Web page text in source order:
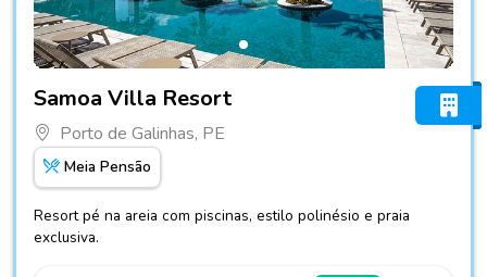
Samoa Villa Resort
Porto de Galinhas, PE
Meia Pensão
Resort pé na areia com piscinas, estilo polinésio e praia
exclusiva.